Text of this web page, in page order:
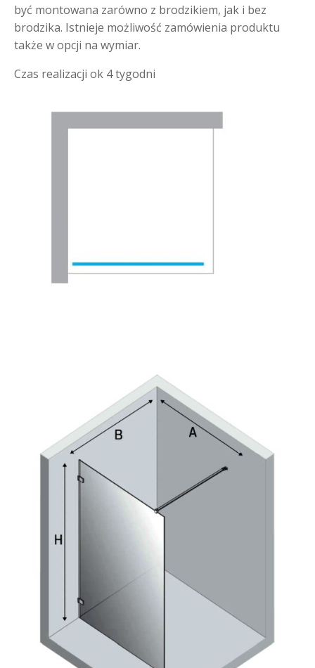
być montowana zarówno z brodzikiem, jak i bez
brodzika. Istnieje możliwość zamówienia produktu
także w opcji na wymiar.
Czas realizacji ok 4 tygodni